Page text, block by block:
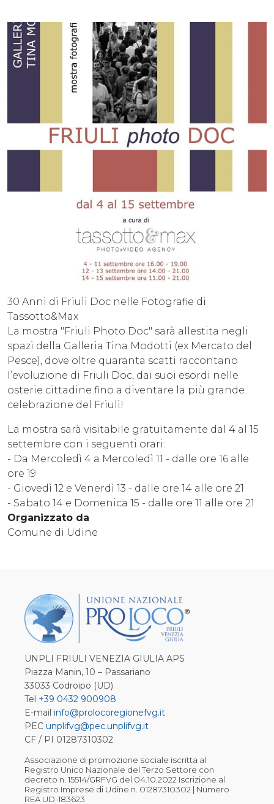
30 Anni di Friuli Doc nelle Fotografie di
Tassotto&Max
La mostra "Friuli Photo Doc" sarà allestita negli
spazi della Galleria Tina Modotti (ex Mercato del
Pesce), dove oltre quaranta scatti raccontano
l’evoluzione di Friuli Doc, dai suoi esordi nelle
osterie cittadine fino a diventare la più grande
celebrazione del Friuli!
La mostra sarà visitabile gratuitamente dal 4 al 15
settembre con i seguenti orari:
- Da Mercoledì 4 a Mercoledì 11 - dalle ore 16 alle
ore 19
- Giovedì 12 e Venerdì 13 - dalle ore 14 alle ore 21
- Sabato 14 e Domenica 15 - dalle ore 11 alle ore 21
Organizzato da
Comune di Udine
UNPLI FRIULI VENEZIA GIULIA APS
Piazza Manin, 10 – Passariano
33033 Codroipo (UD)
Tel +39 0432 900908
E-mail info@prolocoregionefvg.it
PEC unplifvg@pec.unplifvg.it
CF / PI 01287310302
Associazione di promozione sociale iscritta al
Registro Unico Nazionale del Terzo Settore con
decreto n. 15514/GRFVG del 04.10.2022 Iscrizione al
Registro Imprese di Udine n. 01287310302 | Numero
REA UD-183623